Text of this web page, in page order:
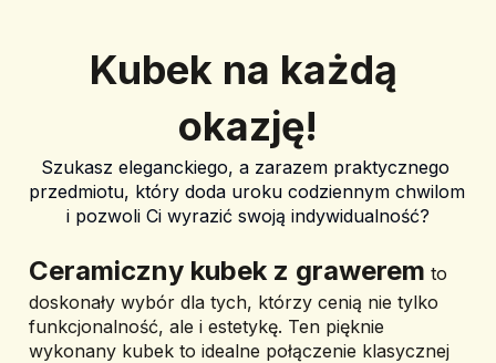
Kubek na każdą
okazję!
Szukasz eleganckiego, a zarazem praktycznego
przedmiotu, który doda uroku codziennym chwilom
i pozwoli Ci wyrazić swoją indywidualność?
﻿Ceramiczny kubek z grawerem to
doskonały wybór dla tych, którzy cenią nie tylko
funkcjonalność, ale i estetykę. Ten pięknie
wykonany kubek to idealne połączenie klasycznej